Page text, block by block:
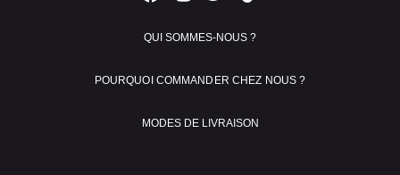
QUI SOMMES-NOUS ?
POURQUOI COMMANDER CHEZ NOUS ?
MODES DE LIVRAISON